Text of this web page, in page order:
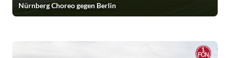
Nürnberg Choreo gegen Berlin